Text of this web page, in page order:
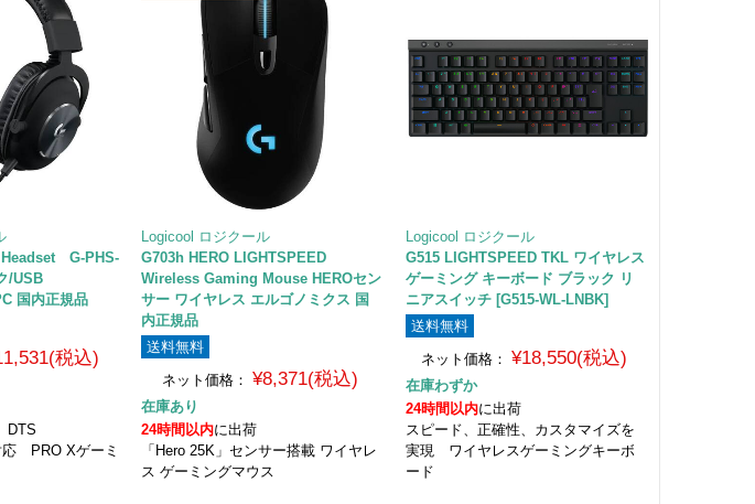
G-PHS-
/USB
国内正規品
税込)
DTS
応 PRO Xゲーミ
Logicool ロジクール
G703h HERO LIGHTSPEED
Wireless Gaming Mouse HEROセン
サー ワイヤレス エルゴノミクス 国
内正規品
送料無料
ネット価格：
¥8,371(税込)
在庫あり
24時間以内に出荷
「Hero 25K」センサー搭載 ワイヤレ
ス ゲーミングマウス
Logicool ロジクール
G515 LIGHTSPEED TKL ワイヤレス
ゲーミング キーボード ブラック リ
ニアスイッチ [G515-WL-LNBK]
送料無料
ネット価格： ¥18,550(税込)
在庫わずか
24時間以内に出荷
スピード、正確性、カスタマイズを
実現 ワイヤレスゲーミングキーボ
ード